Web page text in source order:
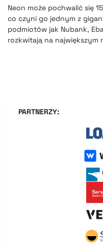
Neon może pochwalić się
co czyni go jednym z
podmiotów jak Nubank,
rozkwitają na największym
PARTNERZY: